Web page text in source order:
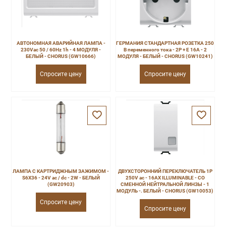
АВТОНОМНАЯ АВАРИЙНАЯ ЛАМПА -
230Vac 50 / 60Hz 1h - 4 МОДУЛЯ -
БЕЛЫЙ - CHORUS (GW10666)
Спросите цену
ГЕРМАНИЯ СТАНДАРТНАЯ РОЗЕТКА 250
В переменного тока - 2P + E 16A - 2
МОДУЛЯ - БЕЛЫЙ - CHORUS (GW10241)
Спросите цену
ЛАМПА С КАРТРИДЖНЫМ ЗАЖИМОМ -
S6X36 - 24V ac / dc - 2W - БЕЛЫЙ
(GW20903)
Спросите цену
ДВУХСТОРОННИЙ ПЕРЕКЛЮЧАТЕЛЬ 1P
250V ac - 16AX ILLUMINABLE - СО
СМЕННОЙ НЕЙТРАЛЬНОЙ ЛИНЗЫ - 1
МОДУЛЬ -. БЕЛЫЙ - CHORUS (GW10053)
Спросите цену